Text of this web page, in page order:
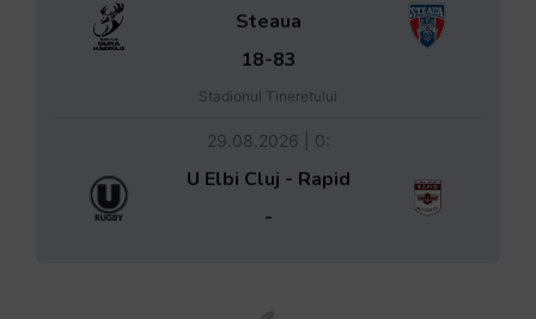
Steaua
18-83
Stadionul Tineretului
29.08.2026 | 0:
U Elbi Cluj - Rapid
-